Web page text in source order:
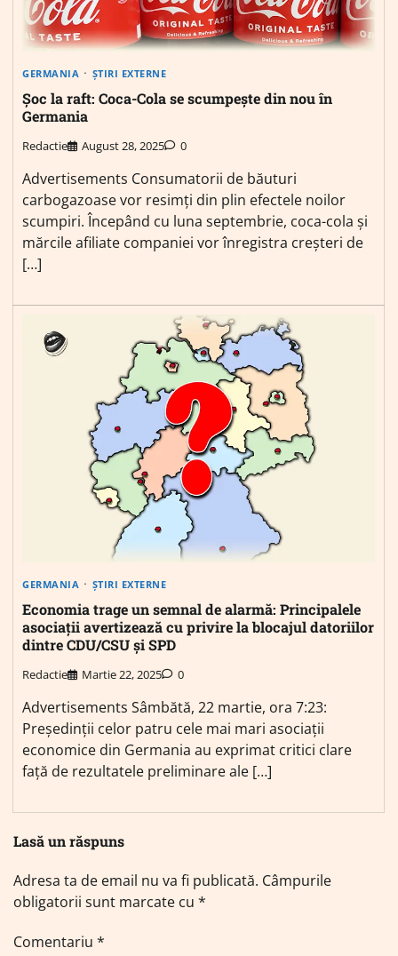
GERMANIA ȘTIRI EXTERNE
Șoc la raft: Coca-Cola se scumpește din nou în
Germania
Redactie August 28, 2025 0
Advertisements Consumatorii de băuturi
carbogazoase vor resimți din plin efectele noilor
scumpiri. Începând cu luna septembrie, coca-cola și
mărcile afiliate companiei vor înregistra creșteri de
[…]
GERMANIA ȘTIRI EXTERNE
Economia trage un semnal de alarmă: Principalele
asociații avertizează cu privire la blocajul datoriilor
dintre CDU/CSU și SPD
Redactie Martie 22, 2025 0
Advertisements Sâmbătă, 22 martie, ora 7:23:
Președinții celor patru cele mai mari asociații
economice din Germania au exprimat critici clare
față de rezultatele preliminare ale […]
Lasă un răspuns
Adresa ta de email nu va fi publicată. Câmpurile
obligatorii sunt marcate cu *
Comentariu *